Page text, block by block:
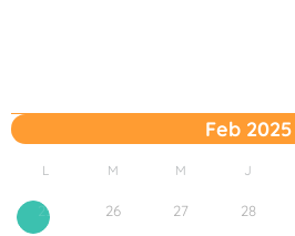
Feb 2025
L M M J
25 26 27 28